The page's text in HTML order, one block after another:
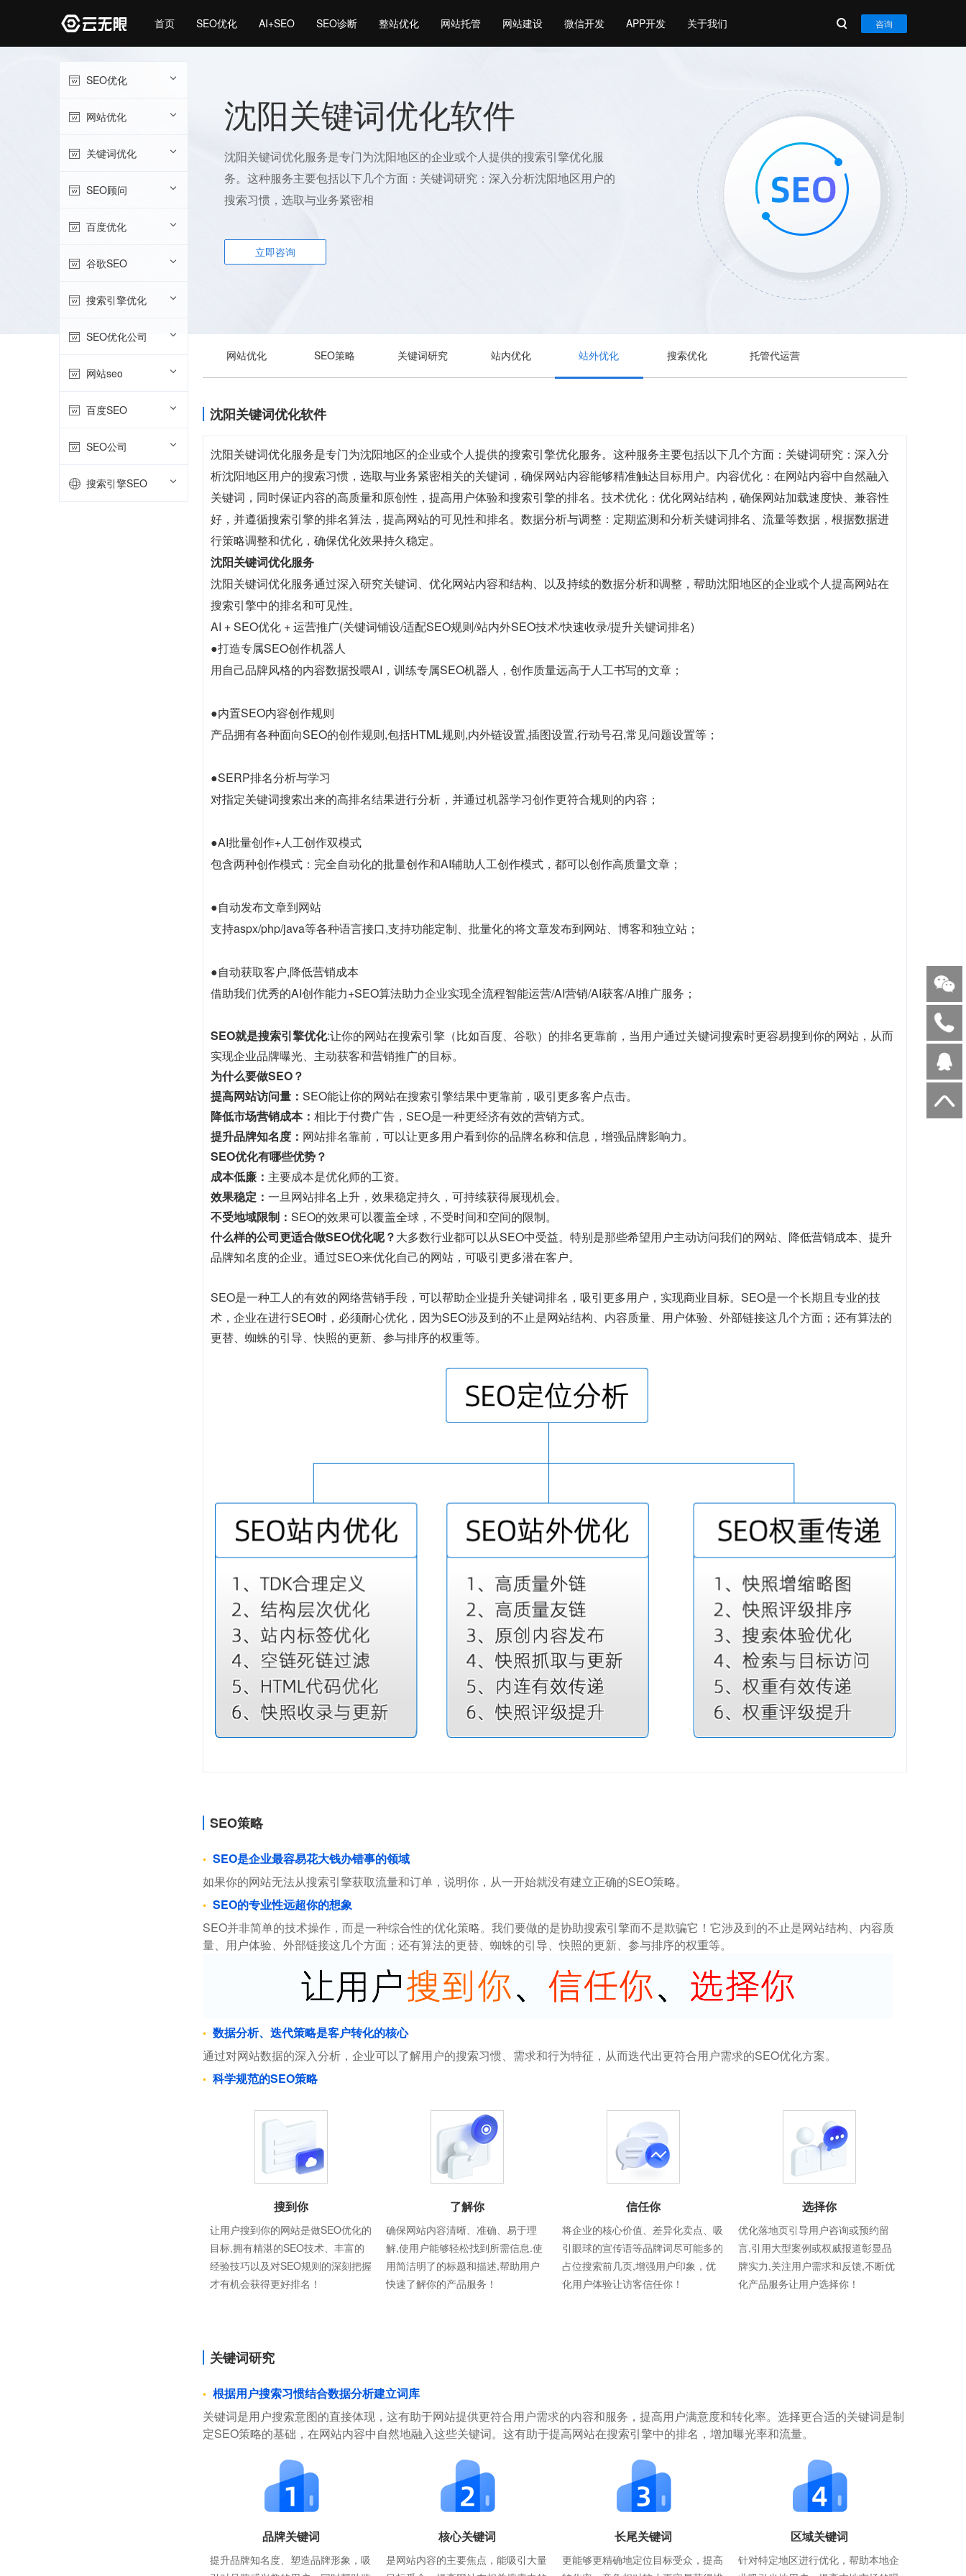
首页 SEO优化 AI+SEO SEO诊断 整站优化 网站托管 网站建设 微信开发 APP开发 关于我们 咨询
沈阳关键词优化软件
沈阳关键词优化服务是专门为沈阳地区的企业或个人提供的搜索引擎优化服
务。这种服务主要包括以下几个方面：关键词研究：深入分析沈阳地区用户的
搜索习惯，选取与业务紧密相
立即咨询
SEO优化
网站优化
关键词优化
SEO顾问
百度优化
谷歌SEO
搜索引擎优化
SEO优化公司
网站seo
百度SEO
SEO公司
搜索引擎SEO
网站优化 SEO策略 关键词研究 站内优化 站外优化 搜索优化 托管代运营
沈阳关键词优化软件
沈阳关键词优化服务是专门为沈阳地区的企业或个人提供的搜索引擎优化服务。这种服务主要包括以下几个方面：关键词研究：深入分
析沈阳地区用户的搜索习惯，选取与业务紧密相关的关键词，确保网站内容能够精准触达目标用户。内容优化：在网站内容中自然融入
关键词，同时保证内容的高质量和原创性，提高用户体验和搜索引擎的排名。技术优化：优化网站结构，确保网站加载速度快、兼容性
好，并遵循搜索引擎的排名算法，提高网站的可见性和排名。数据分析与调整：定期监测和分析关键词排名、流量等数据，根据数据进
行策略调整和优化，确保优化效果持久稳定。
沈阳关键词优化服务
沈阳关键词优化服务通过深入研究关键词、优化网站内容和结构、以及持续的数据分析和调整，帮助沈阳地区的企业或个人提高网站在
搜索引擎中的排名和可见性。
AI + SEO优化 + 运营推广(关键词铺设/适配SEO规则/站内外SEO技术/快速收录/提升关键词排名)
●打造专属SEO创作机器人
用自己品牌风格的内容数据投喂AI，训练专属SEO机器人，创作质量远高于人工书写的文章；
●内置SEO内容创作规则
产品拥有各种面向SEO的创作规则,包括HTML规则,内外链设置,插图设置,行动号召,常见问题设置等；
●SERP排名分析与学习
对指定关键词搜索出来的高排名结果进行分析，并通过机器学习创作更符合规则的内容；
●AI批量创作+人工创作双模式
包含两种创作模式：完全自动化的批量创作和AI辅助人工创作模式，都可以创作高质量文章；
●自动发布文章到网站
支持aspx/php/java等各种语言接口,支持功能定制、批量化的将文章发布到网站、博客和独立站；
●自动获取客户,降低营销成本
借助我们优秀的AI创作能力+SEO算法助力企业实现全流程智能运营/AI营销/AI获客/AI推广服务；
SEO就是搜索引擎优化:让你的网站在搜索引擎（比如百度、谷歌）的排名更靠前，当用户通过关键词搜索时更容易搜到你的网站，从而
实现企业品牌曝光、主动获客和营销推广的目标。
为什么要做SEO？
提高网站访问量： SEO能让你的网站在搜索引擎结果中更靠前，吸引更多客户点击。
降低市场营销成本： 相比于付费广告，SEO是一种更经济有效的营销方式。
提升品牌知名度： 网站排名靠前，可以让更多用户看到你的品牌名称和信息，增强品牌影响力。
SEO优化有哪些优势？
成本低廉： 主要成本是优化师的工资。
效果稳定： 一旦网站排名上升，效果稳定持久，可持续获得展现机会。
不受地域限制： SEO的效果可以覆盖全球，不受时间和空间的限制。
什么样的公司更适合做SEO优化呢？大多数行业都可以从SEO中受益。特别是那些希望用户主动访问我们的网站、降低营销成本、提升
品牌知名度的企业。通过SEO来优化自己的网站，可吸引更多潜在客户。
SEO是一种工人的有效的网络营销手段，可以帮助企业提升关键词排名，吸引更多用户，实现商业目标。SEO是一个长期且专业的技
术，企业在进行SEO时，必须耐心优化，因为SEO涉及到的不止是网站结构、内容质量、用户体验、外部链接这几个方面；还有算法的
更替、蜘蛛的引导、快照的更新、参与排序的权重等。
SEO策略
SEO是企业最容易花大钱办错事的领域
如果你的网站无法从搜索引擎获取流量和订单，说明你，从一开始就没有建立正确的SEO策略。
SEO的专业性远超你的想象
SEO并非简单的技术操作，而是一种综合性的优化策略。我们要做的是协助搜索引擎而不是欺骗它！它涉及到的不止是网站结构、内容质
量、用户体验、外部链接这几个方面；还有算法的更替、蜘蛛的引导、快照的更新、参与排序的权重等。
数据分析、迭代策略是客户转化的核心
通过对网站数据的深入分析，企业可以了解用户的搜索习惯、需求和行为特征，从而迭代出更符合用户需求的SEO优化方案。
科学规范的SEO策略
搜到你
让用户搜到你的网站是做SEO优化的
目标,拥有精湛的SEO技术、丰富的
经验技巧以及对SEO规则的深刻把握
才有机会获得更好排名！
了解你
确保网站内容清晰、准确、易于理
解,使用户能够轻松找到所需信息.使
用简洁明了的标题和描述,帮助用户
快速了解你的产品服务！
信任你
将企业的核心价值、差异化卖点、吸
引眼球的宣传语等品牌词尽可能多的
占位搜索前几页,增强用户印象，优
化用户体验让访客信任你！
选择你
优化落地页引导用户咨询或预约留
言,引用大型案例或权威报道彰显品
牌实力,关注用户需求和反馈,不断优
化产品服务让用户选择你！
关键词研究
根据用户搜索习惯结合数据分析建立词库
关键词是用户搜索意图的直接体现，这有助于网站提供更符合用户需求的内容和服务，提高用户满意度和转化率。选择更合适的关键词是制
定SEO策略的基础，在网站内容中自然地融入这些关键词。这有助于提高网站在搜索引擎中的排名，增加曝光率和流量。
品牌关键词
提升品牌知名度、塑造品牌形象，吸
核心关键词
是网站内容的主要焦点，能吸引大量
长尾关键词
更能够更精确地定位目标受众，提高
区域关键词
针对特定地区进行优化，帮助本地企